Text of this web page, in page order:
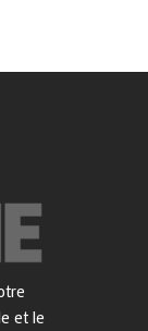
et le